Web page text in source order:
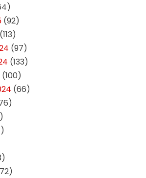
(92)
(97)
(133)
(100)
(66)